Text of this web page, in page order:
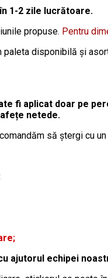
1-2 zile lucrătoare.
propuse. Pentru
paleta disponibilă și
fi aplicat doar pe
netede.
să ștergi cu
ajutorul echipei